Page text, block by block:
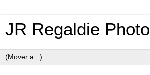
JR Regaldie Photo